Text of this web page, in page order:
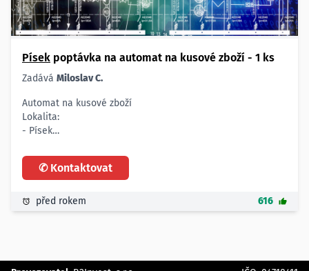
Písek poptávka na automat na kusové zboží - 1 ks
Zadává Miloslav C.
Automat na kusové zboží
Lokalita:
- Písek
- do 12.12.2015
Počet:✆ Kontaktovat
před rokem 616